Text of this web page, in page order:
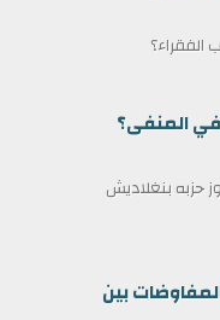
الفقراء؟
فبراير/شباط، بعد فوز حزبه بنغلاديش
بين